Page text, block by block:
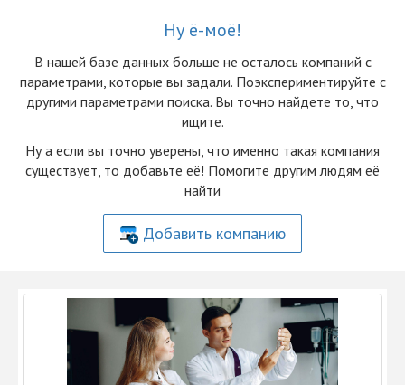
Ну ё-моё!
В нашей базе данных больше не осталоcь компаний с
параметрами, которые вы задали. Поэкспериментируйте с
другими параметрами поиска. Вы точно найдете то, что
ищите.
Ну а если вы точно уверены, что именно такая компания
существует, то добавьте её! Помогите другим людям её
найти
Добавить компанию